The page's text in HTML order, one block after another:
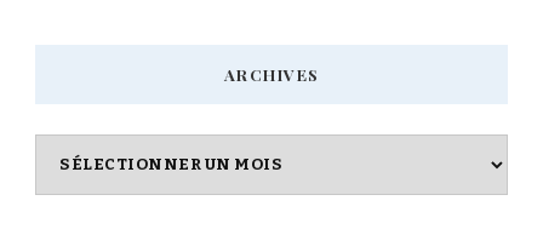
ARCHIVES
Archives